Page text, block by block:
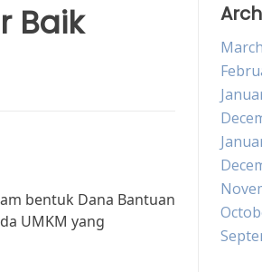
Baik
bentuk Dana Bantuan
UMKM yang